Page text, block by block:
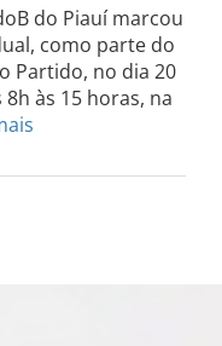
do
Sul
dia
do Piauí marcou
como parte do
Partido, no dia 20
às 15 horas, na
PI